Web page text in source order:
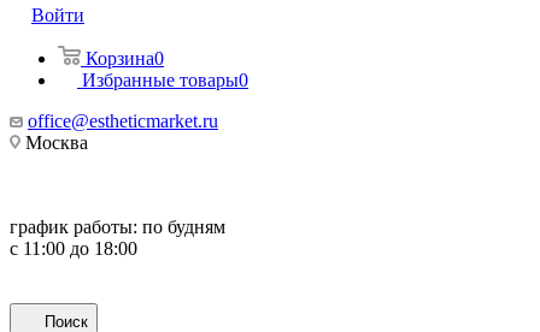
Войти
Корзина0
Избранные товары0
office@estheticmarket.ru
Москва
график работы: по будням
с 11:00 до 18:00
Поиск